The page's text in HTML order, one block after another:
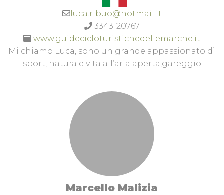
luca.ribuo@hotmail.it
3343120767
www.guidecicloturistichedellemarche.it
Mi chiamo Luca, sono un grande appassionato di
sport, natura e vita all’aria aperta,gareggio
affrontando le principali Granfondo del Centro
Italia.Instagram page: ribuoliluca
Marcello Malizia